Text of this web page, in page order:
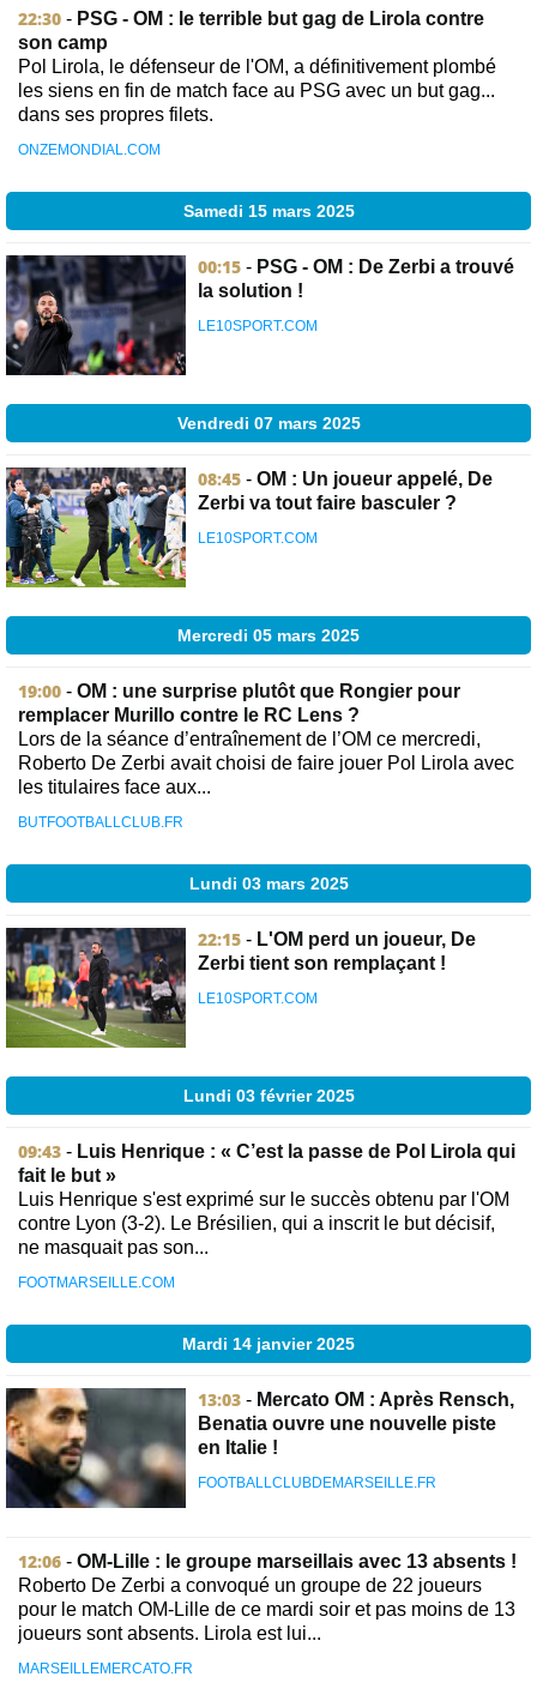
22:30 - PSG - OM : le terrible but gag de Lirola contre
son camp
Pol Lirola, le défenseur de l'OM, a définitivement plombé
les siens en fin de match face au PSG avec un but gag...
dans ses propres filets.
ONZEMONDIAL.COM
Samedi 15 mars 2025
00:15 - PSG - OM : De Zerbi a trouvé
la solution !
LE10SPORT.COM
Vendredi 07 mars 2025
08:45 - OM : Un joueur appelé, De
Zerbi va tout faire basculer ?
LE10SPORT.COM
Mercredi 05 mars 2025
19:00 - OM : une surprise plutôt que Rongier pour
remplacer Murillo contre le RC Lens ?
Lors de la séance d’entraînement de l’OM ce mercredi,
Roberto De Zerbi avait choisi de faire jouer Pol Lirola avec
les titulaires face aux...
BUTFOOTBALLCLUB.FR
Lundi 03 mars 2025
22:15 - L'OM perd un joueur, De
Zerbi tient son remplaçant !
LE10SPORT.COM
Lundi 03 février 2025
09:43 - Luis Henrique : « C’est la passe de Pol Lirola qui
fait le but »
Luis Henrique s'est exprimé sur le succès obtenu par l'OM
contre Lyon (3-2). Le Brésilien, qui a inscrit le but décisif,
ne masquait pas son...
FOOTMARSEILLE.COM
Mardi 14 janvier 2025
13:03 - Mercato OM : Après Rensch,
Benatia ouvre une nouvelle piste
en Italie !
FOOTBALLCLUBDEMARSEILLE.FR
12:06 - OM-Lille : le groupe marseillais avec 13 absents !
Roberto De Zerbi a convoqué un groupe de 22 joueurs
pour le match OM-Lille de ce mardi soir et pas moins de 13
joueurs sont absents. Lirola est lui...
MARSEILLEMERCATO.FR